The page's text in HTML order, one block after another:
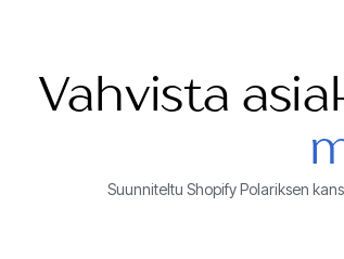
Vahvista
Suunniteltu Shopify Polariksen